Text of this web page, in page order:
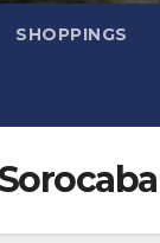
SHOPPINGS